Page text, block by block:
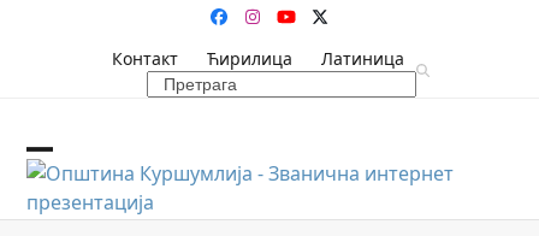
Facebook
Instagram
YouTubeTwitter
Контакт
Ћирилица
Латиница
Search
Open
mobile
Close
mobile